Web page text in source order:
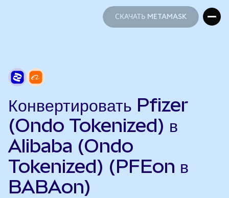
СКАЧАТЬ METAMASK
Конвертировать Pfizer
(Ondo Tokenized) в
Alibaba (Ondo
Tokenized) (PFEon в
BABAon)